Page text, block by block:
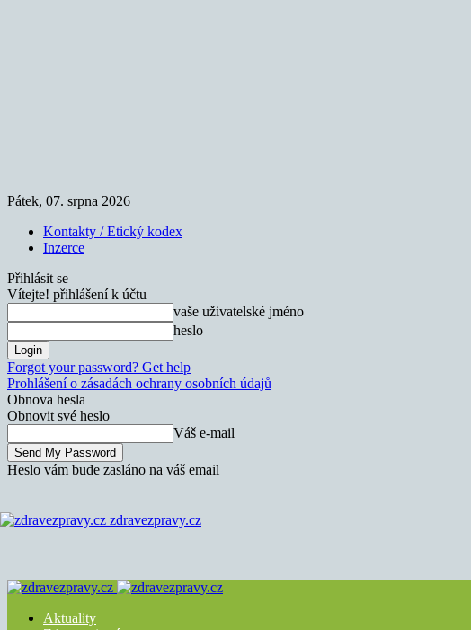
Pátek, 07. srpna 2026
Kontakty / Etický kodex
Inzerce
Přihlásit se
Vítejte! přihlášení k účtu
vaše uživatelské jméno
heslo
Forgot your password? Get help
Prohlášení o zásadách ochrany osobních údajů
Obnova hesla
Obnovit své heslo
Váš e-mail
Heslo vám bude zasláno na váš email
zdravezpravy.cz
Aktuality